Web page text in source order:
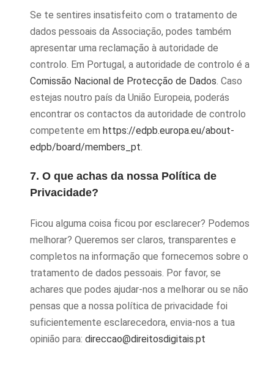
Se te sentires insatisfeito com o tratamento de
dados pessoais da Associação, podes também
apresentar uma reclamação à autoridade de
controlo. Em Portugal, a autoridade de controlo é a
Comissão Nacional de Protecção de Dados. Caso
estejas noutro país da União Europeia, poderás
encontrar os contactos da autoridade de controlo
competente em https://edpb.europa.eu/about-
edpb/board/members_pt.
7. O que achas da nossa Política de
Privacidade?
Ficou alguma coisa ficou por esclarecer? Podemos
melhorar? Queremos ser claros, transparentes e
completos na informação que fornecemos sobre o
tratamento de dados pessoais. Por favor, se
achares que podes ajudar-nos a melhorar ou se não
pensas que a nossa política de privacidade foi
suficientemente esclarecedora, envia-nos a tua
opinião para: direccao@direitosdigitais.pt